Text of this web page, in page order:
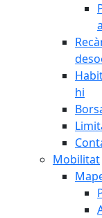
hi
Mobilitat